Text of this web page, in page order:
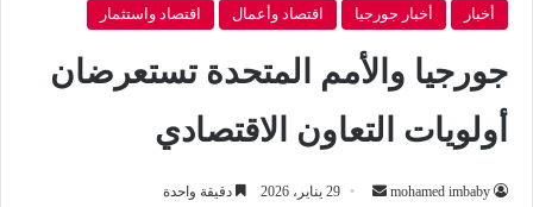
أخبار أخبار جورجيا اقتصاد وأعمال اقتصاد واستثمار
جورجيا والأمم المتحدة تستعرضان
أولويات التعاون الاقتصادي
mohamed imbaby
أرسل 29 يناير، 2026 دقيقة واحدة